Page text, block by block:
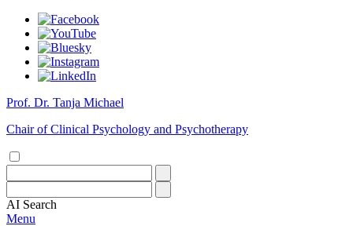
Prof. Dr. Tanja Michael
Chair of Clinical Psychology and Psychotherapy
AI Search
Menu